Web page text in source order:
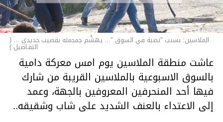
الملاسين: بسبب "نصبة في السوق "... يهشّم جمجمته بقضيب حديدي ... (
التفـاصيل )
عاشت منطقة الملاسين يوم امس معركة دامية
بالسوق الاسبوعية بالملاسين القريبة من شارك
فيها أحد المنحرفين المعروفين بالجهة، وعمد
إلى الاعتداء بالعنف الشديد على شاب وشقيقه..